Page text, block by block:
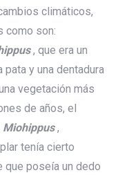
climáticos,
como son:
, que era un
y una dentadura
vegetación más
de años, el
Miohippus,
tenía cierto
que poseía un dedo